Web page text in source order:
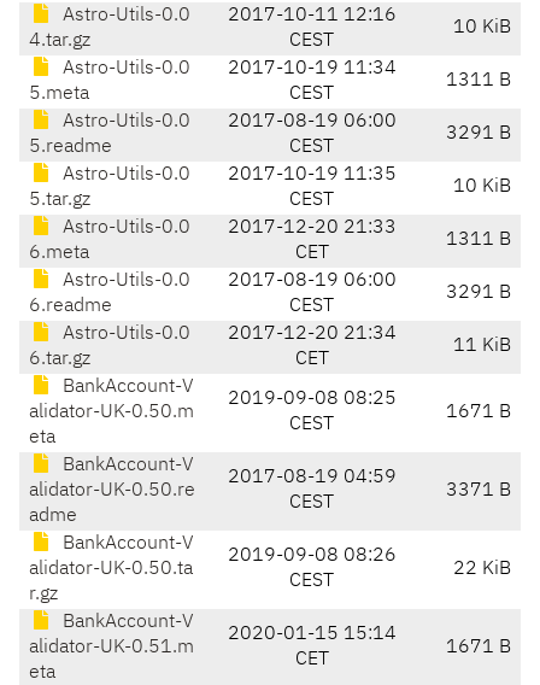
Astro-Utils-0.0
4.tar.gz
2017-10-11 12:16
CEST
10 KiB
Astro-Utils-0.0
5.meta
2017-10-19 11:34
CEST
1311 B
Astro-Utils-0.0
5.readme
2017-08-19 06:00
CEST
3291 B
Astro-Utils-0.0
5.tar.gz
2017-10-19 11:35
CEST
10 KiB
Astro-Utils-0.0
6.meta
2017-12-20 21:33
CET
1311 B
Astro-Utils-0.0
6.readme
2017-08-19 06:00
CEST
3291 B
Astro-Utils-0.0
6.tar.gz
2017-12-20 21:34
CET
11 KiB
BankAccount-V
alidator-UK-0.50.m
eta
2019-09-08 08:25
CEST
1671 B
BankAccount-V
alidator-UK-0.50.re
adme
2017-08-19 04:59
CEST
3371 B
BankAccount-V
alidator-UK-0.50.ta
r.gz
2019-09-08 08:26
CEST
22 KiB
BankAccount-V
alidator-UK-0.51.m
eta
2020-01-15 15:14
CET
1671 B